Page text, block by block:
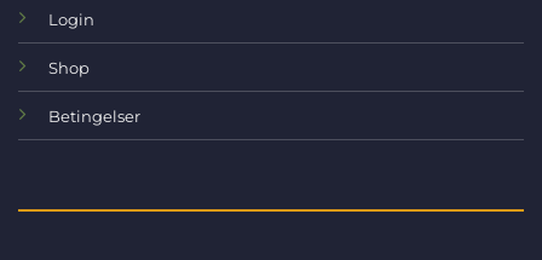
Login
Shop
Betingelser